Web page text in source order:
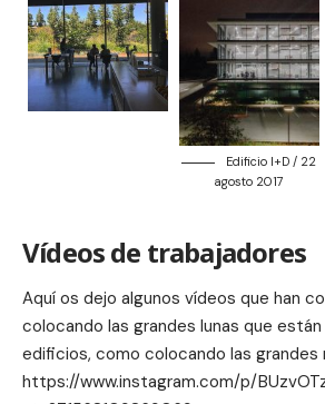
Edificio I+D / 22
agosto 2017
Vídeos de trabajadores
Aquí os dejo algunos vídeos que han
colocando las grandes lunas que
edificios, como colocando las grandes
https://www.instagram.com/p/